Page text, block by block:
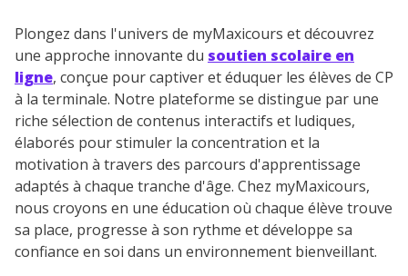
Plongez dans l'univers de myMaxicours et découvrez
une approche innovante du soutien scolaire en
ligne, conçue pour captiver et éduquer les élèves de CP
à la terminale. Notre plateforme se distingue par une
riche sélection de contenus interactifs et ludiques,
élaborés pour stimuler la concentration et la
motivation à travers des parcours d'apprentissage
adaptés à chaque tranche d'âge. Chez myMaxicours,
nous croyons en une éducation où chaque élève trouve
sa place, progresse à son rythme et développe sa
confiance en soi dans un environnement bienveillant.